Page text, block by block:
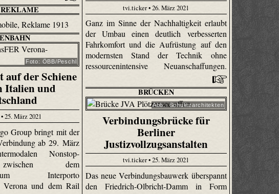
tvi.ticker • 26. März 2021
Ganz im Sinne der Nachhaltigkeit erlaubt
der Umbau einen deutlich verbesserten
Fahrkomfort und die Aufrüstung auf den
modernsten Stand der Technik ohne
ressourcenintensive Neuanschaffungen.
Foto: ÖBB/Peschl
auf der Schiene
Italien und
25. März 2021
Group bringt mit der
ab 29. März
Nonstop-
dem
Interporto
Verona und dem Rail
BRÜCKEN
Abb.: Schulitzarchitekten
Verbindungsbrücke für
Berliner
Justizvollzugsanstalten
tvi.ticker • 25. März 2021
Das neue Verbindungsbauwerk überspannt
den Friedrich-Olbricht-Damm in Form